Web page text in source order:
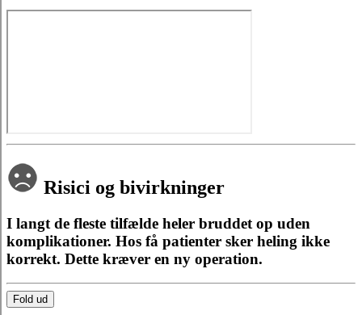
Risici og bivirkninger
I langt de fleste tilfælde heler bruddet op uden
komplikationer. Hos få patienter sker heling ikke
korrekt. Dette kræver en ny operation.
Fold ud